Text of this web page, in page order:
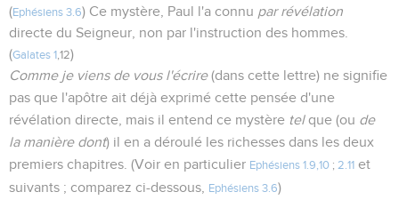
(Ephésiens 3.6) Ce mystère, Paul l'a connu par révélation
directe du Seigneur, non par l'instruction des hommes.
(Galates 1 ,12)
Comme je viens de vous l'écrire(dans cette lettre) ne signifie
pas que l'apôtre ait déjà exprimé cette pensée d'une
révélation directe, mais il entend ce mystère telque (ou de
la manière dont) il en a déroulé les richesses dans les deux
premiers chapitres. (Voir en particulier Ephésiens 1.9,10 ; 2.11 et
suivants ; comparez ci-dessous,
Ephésiens 3.6)